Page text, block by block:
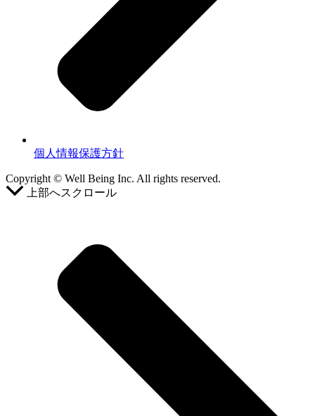
個人情報保護方針
Copyright ©︎ Well Being Inc. All rights reserved.
上部へスクロール